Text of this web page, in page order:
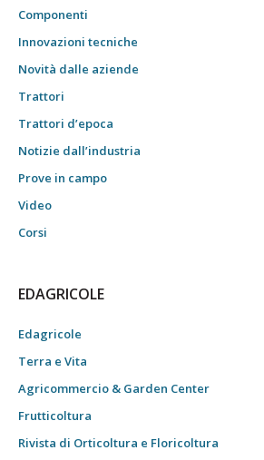
Componenti
Innovazioni tecniche
Novità dalle aziende
Trattori
Trattori d’epoca
Notizie dall’industria
Prove in campo
Video
Corsi
EDAGRICOLE
Edagricole
Terra e Vita
Agricommercio & Garden Center
Frutticoltura
Rivista di Orticoltura e Floricoltura